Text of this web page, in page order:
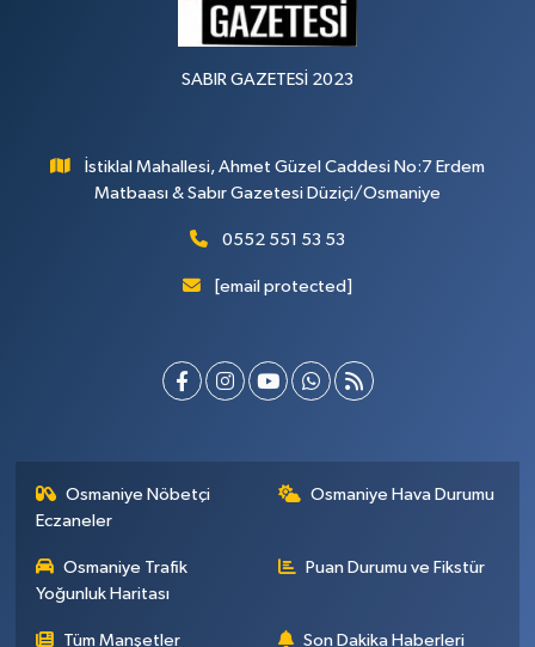
SABIR GAZETESİ 2023
İstiklal Mahallesi, Ahmet Güzel Caddesi No:7 Erdem
Matbaası & Sabır Gazetesi Düziçi/Osmaniye
0552 551 53 53
[email protected]
Osmaniye Nöbetçi
Eczaneler
Osmaniye Hava Durumu
Osmaniye Trafik
Yoğunluk Haritası
Puan Durumu ve Fikstür
Tüm Manşetler Son Dakika Haberleri